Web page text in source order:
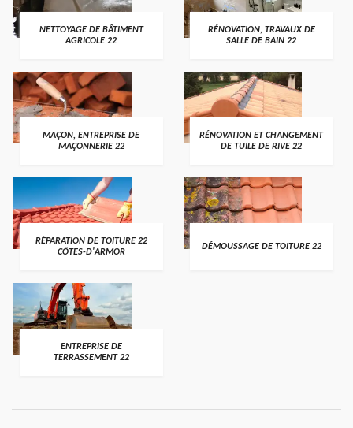
NETTOYAGE DE BÂTIMENT
AGRICOLE 22
RÉNOVATION, TRAVAUX DE
SALLE DE BAIN 22
MAÇON, ENTREPRISE DE
MAÇONNERIE 22
RÉNOVATION ET CHANGEMENT
DE TUILE DE RIVE 22
RÉPARATION DE TOITURE 22
CÔTES-D'ARMOR
DÉMOUSSAGE DE TOITURE 22
ENTREPRISE DE
TERRASSEMENT 22